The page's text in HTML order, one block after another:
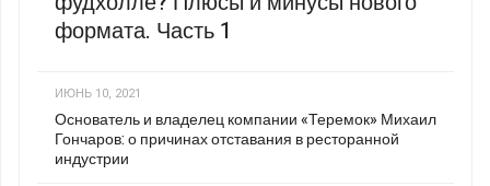
формата. Часть 1
ИЮНЬ 10, 2021
Основатель и владелец компании «Теремок» Михаил
Гончаров: о причинах отставания в ресторанной
индустрии